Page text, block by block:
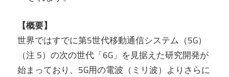
【概要】
世界ではすでに第5世代移動通信システム（5G）
（注 5）の次の世代「6G」を見据えた研究開発が
始まっており、5G用の電波（ミリ波）よりさらに